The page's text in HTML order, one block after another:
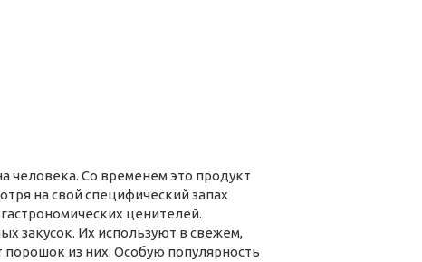
человека. Со временем это продукт
на свой специфический запах
ценителей.
закусок. Их используют в свежем,
из них. Особую популярность